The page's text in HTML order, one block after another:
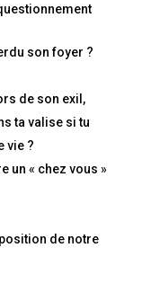
son foyer ?
de son exil,
ta valise si tu
vie ?
un « chez vous »
de notre